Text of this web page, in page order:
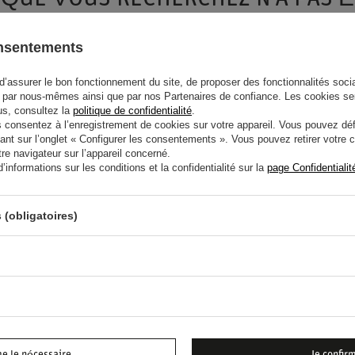
QUE NOUS N'AVONS PAS
dans notre boutique, vous pouvez utiliser le formulaire spécial
Je consens au traitement de mes données
la lettre d'information contenant des
le bon fonctionnement du site, de proposer des fonctionnalités
nous-mêmes ainsi que par nos Partenaires de confiance. Les cookies
consultez la politique de confidentialité
à l’enregistrement de cookies sur votre appareil. Vous pouvez
sur l’onglet « Configurer les consentements ». Vous pouvez retirer votre
navigateur sur l’appareil concerné.
sur les conditions et la confidentialité sur la page
(obligatoires)